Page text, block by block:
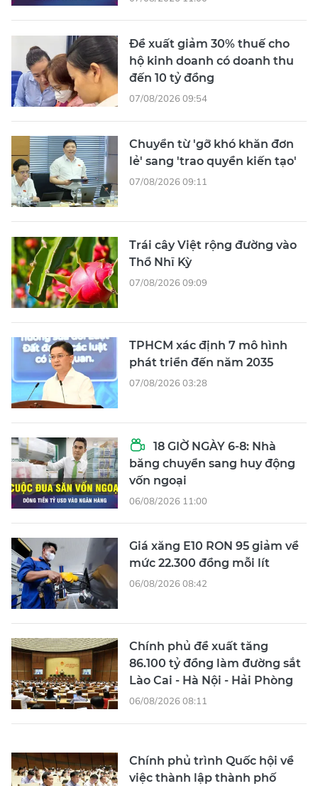
Đề xuất giảm 30% thuế cho
hộ kinh doanh có doanh thu
đến 10 tỷ đồng
07/08/2026 09:54
Chuyển từ 'gỡ khó khăn đơn
lẻ' sang 'trao quyền kiến tạo'
07/08/2026 09:11
Trái cây Việt rộng đường vào
Thổ Nhĩ Kỳ
07/08/2026 09:09
TPHCM xác định 7 mô hình
phát triển đến năm 2035
07/08/2026 03:28
18 GIỜ NGÀY 6-8: Nhà
băng chuyển sang huy động
vốn ngoại
06/08/2026 11:00
Giá xăng E10 RON 95 giảm về
mức 22.300 đồng mỗi lít
06/08/2026 08:42
Chính phủ đề xuất tăng
86.100 tỷ đồng làm đường sắt
Lào Cai - Hà Nội - Hải Phòng
06/08/2026 08:11
Chính phủ trình Quốc hội về
việc thành lập thành phố